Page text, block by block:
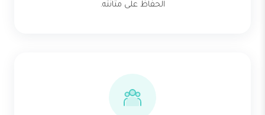
الحفاظ على متانته.